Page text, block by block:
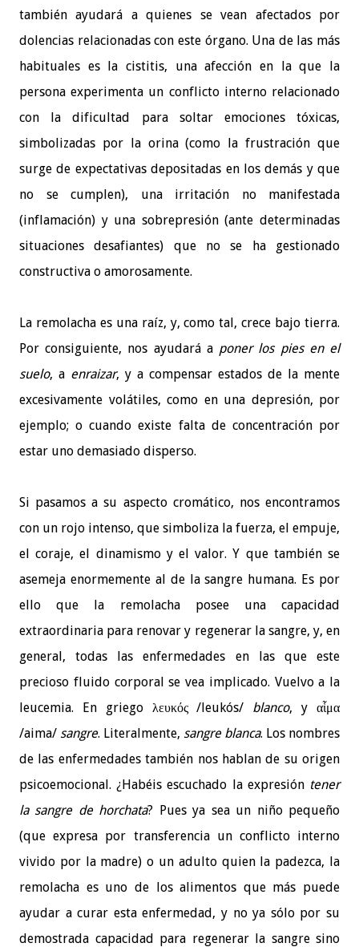
también ayudará a quienes se vean afectados por
dolencias relacionadas con este órgano. Una de las más
habituales es la cistitis, una afección en la que la
persona experimenta un conflicto interno relacionado
con la dificultad para soltar emociones tóxicas,
simbolizadas por la orina (como la frustración que
surge de expectativas depositadas en los demás y que
no se cumplen), una irritación no manifestada
(inflamación) y una sobrepresión (ante determinadas
situaciones desafiantes) que no se ha gestionado
constructiva o amorosamente.
La remolacha es una raíz, y, como tal, crece bajo tierra.
Por consiguiente, nos ayudará a poner los pies en el
suelo, a enraizar, y a compensar estados de la mente
excesivamente volátiles, como en una depresión, por
ejemplo; o cuando existe falta de concentración por
estar uno demasiado disperso.
Si pasamos a su aspecto cromático, nos encontramos
con un rojo intenso, que simboliza la fuerza, el empuje,
el coraje, el dinamismo y el valor. Y que también se
asemeja enormemente al de la sangre humana. Es por
ello que la remolacha posee una capacidad
extraordinaria para renovar y regenerar la sangre, y, en
general, todas las enfermedades en las que este
precioso fluido corporal se vea implicado. Vuelvo a la
leucemia. En griego λευκός /leukós/ blanco, y αἷμα
/aima/ sangre. Literalmente, sangre blanca. Los nombres
de las enfermedades también nos hablan de su origen
psicoemocional. ¿Habéis escuchado la expresión tener
la sangre de horchata? Pues ya sea un niño pequeño
(que expresa por transferencia un conflicto interno
vivido por la madre) o un adulto quien la padezca, la
remolacha es uno de los alimentos que más puede
ayudar a curar esta enfermedad, y no ya sólo por su
demostrada capacidad para regenerar la sangre sino